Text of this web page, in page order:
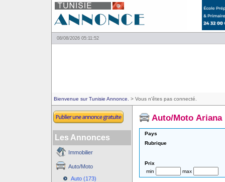
08/08/2026 05:11:52
Bienvenue sur Tunisie Annonce. > Vous n'êtes pas connecté.
Les Annonces
Immobilier
Auto/Moto
Auto (173)
Auto/Moto Ariana
Pays
Rubrique
Prix
min
max